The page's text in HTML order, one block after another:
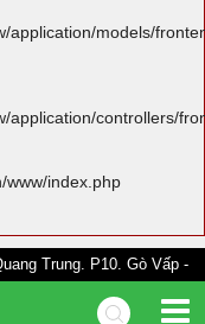
application/models/
application/controllers/
www/index.php
P10. Gò Vấp - 528A